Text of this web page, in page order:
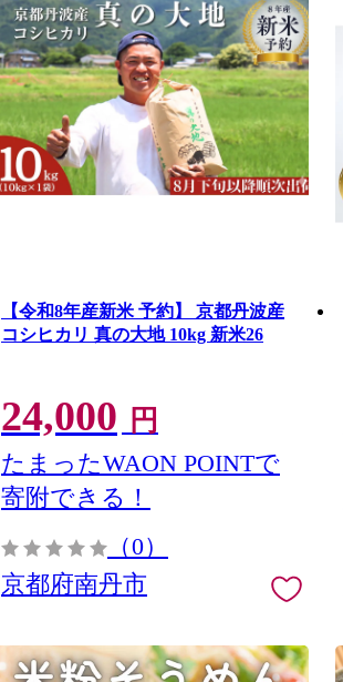
【令和8年産新米 予約】 京都丹波産
コシヒカリ 真の大地 10kg 新米26
24,000 円
たまったWAON POINTで
寄附できる！
（0）
京都府南丹市